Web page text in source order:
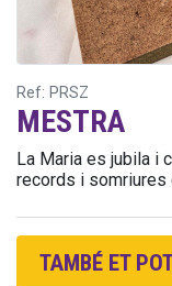
Ref: PRSZ
MESTRA
La Maria es jubila i
records i somriures
TAMBÉ ET